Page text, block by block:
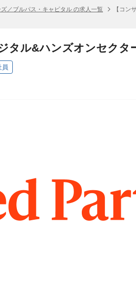
／ブルパス・キャピタル の求人一覧
【コン
タル&ハンズオンセクタ
員